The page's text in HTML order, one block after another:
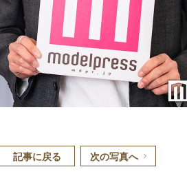
記事に戻る 次の写真へ